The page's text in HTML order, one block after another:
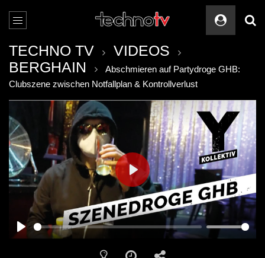
TECHNO TV
VIDEOS
BERGHAIN
Abschmieren auf Partydroge GHB:
Clubszene zwischen Notfallplan & Kontrollverlust
PLAY
PLAY